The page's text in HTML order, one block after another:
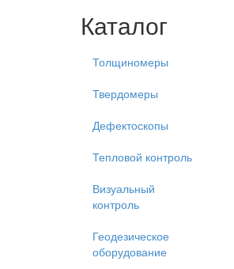
Каталог
Толщиномеры
Твердомеры
Дефектоскопы
Тепловой контроль
Визуальный
контроль
Геодезическое
оборудование